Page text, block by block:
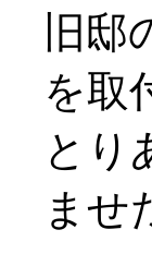
旧
を取
とり
ませ